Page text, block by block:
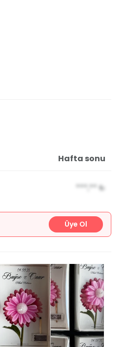
Hafta sonu
***,** ₺
Üye Ol